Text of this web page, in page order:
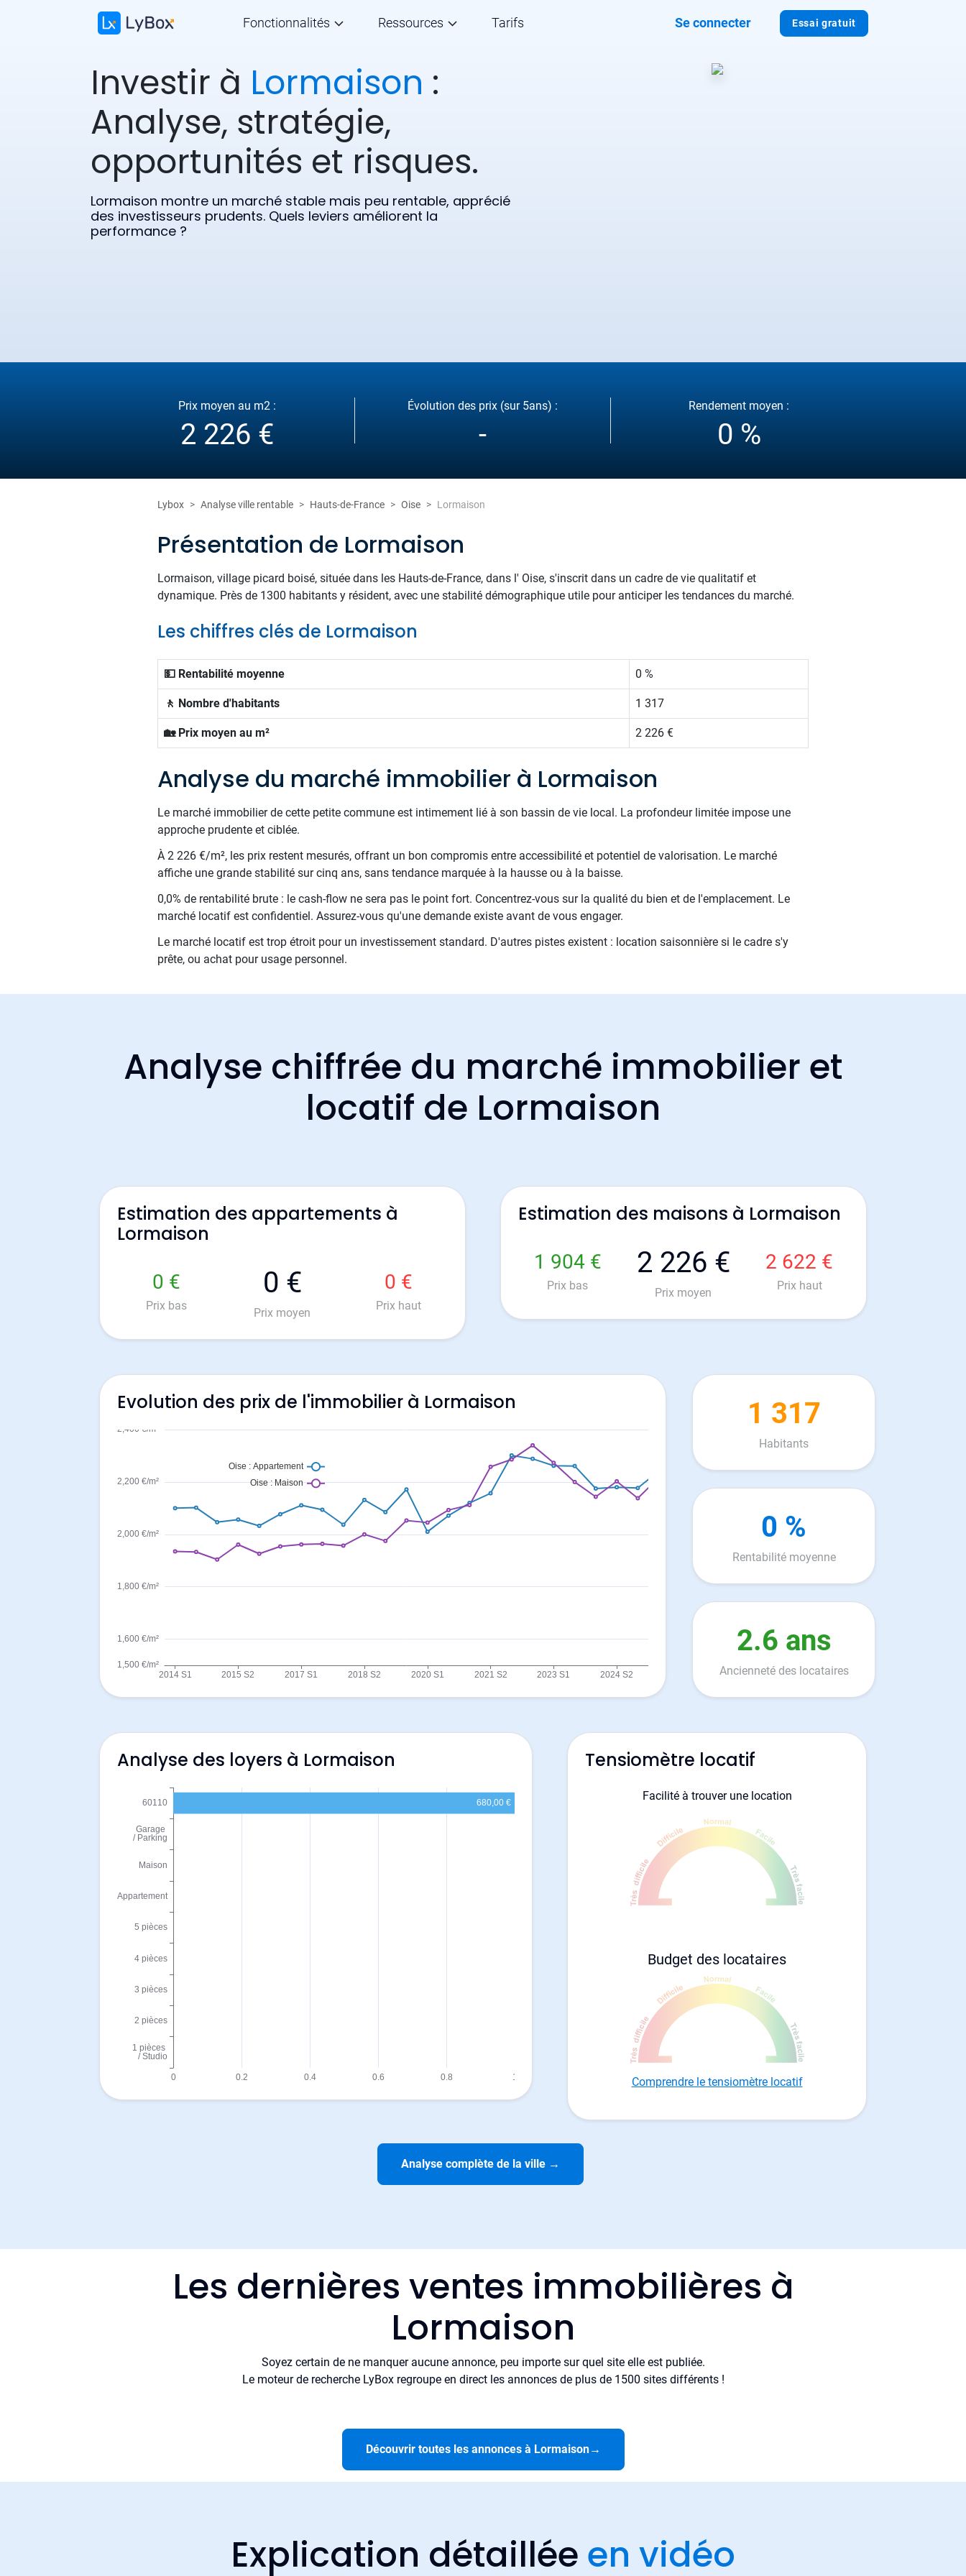
Essai gratuit
Fonctionnalités Ressources Tarifs Se connecter
Investir à Lormaison :
Analyse, stratégie,
opportunités et risques.
Lormaison montre un marché stable mais peu rentable, apprécié
des investisseurs prudents. Quels leviers améliorent la
performance ?
Prix moyen au m2 :
2 226 €
Évolution des prix (sur 5ans) :
-
Rendement moyen :
0 %
Lybox Analyse ville rentable Hauts-de-France Oise Lormaison
Présentation de Lormaison
Lormaison, village picard boisé, située dans les Hauts-de-France, dans l' Oise, s'inscrit dans un cadre de vie qualitatif et
dynamique. Près de 1300 habitants y résident, avec une stabilité démographique utile pour anticiper les tendances du marché.
Les chiffres clés de Lormaison
💵 Rentabilité moyenne 0 %
🚶 Nombre d'habitants 1 317
🏡 Prix moyen au m² 2 226 €
Analyse du marché immobilier à Lormaison
Le marché immobilier de cette petite commune est intimement lié à son bassin de vie local. La profondeur limitée impose une
approche prudente et ciblée.
À 2 226 €/m², les prix restent mesurés, offrant un bon compromis entre accessibilité et potentiel de valorisation. Le marché
affiche une grande stabilité sur cinq ans, sans tendance marquée à la hausse ou à la baisse.
0,0% de rentabilité brute : le cash-flow ne sera pas le point fort. Concentrez-vous sur la qualité du bien et de l'emplacement. Le
marché locatif est confidentiel. Assurez-vous qu'une demande existe avant de vous engager.
Le marché locatif est trop étroit pour un investissement standard. D'autres pistes existent : location saisonnière si le cadre s'y
prête, ou achat pour usage personnel.
Analyse chiffrée du marché immobilier et
locatif de Lormaison
Estimation des appartements à
Lormaison
0 €
Prix bas
0 €
Prix moyen
0 €
Prix haut
Estimation des maisons à Lormaison
1 904 €
Prix bas
2 226 €
Prix moyen
2 622 €
Prix haut
Evolution des prix de l'immobilier à Lormaison 1 317
Habitants
0 %
Rentabilité moyenne
2.6 ans
Ancienneté des locataires
Analyse des loyers à Lormaison Tensiomètre locatif
Facilité à trouver une location
Budget des locataires
Comprendre le tensiomètre locatif
Analyse complète de la ville →
Les dernières ventes immobilières à
Lormaison
Soyez certain de ne manquer aucune annonce, peu importe sur quel site elle est publiée.
Le moteur de recherche LyBox regroupe en direct les annonces de plus de 1500 sites différents !
Découvrir toutes les annonces à Lormaison→
Explication détaillée en vidéo